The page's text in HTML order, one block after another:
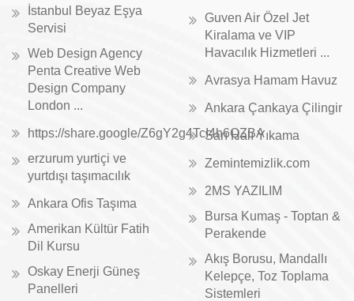
İstanbul Beyaz Eşya
Servisi
Web Design Agency
Penta Creative Web
Design Company
London ...
https://share.google/Z6gY2g4TcI4h6QZBA
erzurum yurtiçi ve
yurtdışı taşımacılık
Ankara Ofis Taşıma
Amerikan Kültür Fatih
Dil Kursu
Oskay Enerji Güneş
Panelleri
Guven Air Özel Jet
Kiralama ve VIP
Havacılık Hizmetleri ...
Avrasya Hamam Havuz
Ankara Çankaya Çilingir
Sarı Halı Yıkama
Zemintemizlik.com
2MS YAZILIM
Bursa Kumaş - Toptan &
Perakende
Akış Borusu, Mandallı
Kelepçe, Toz Toplama
Sistemleri